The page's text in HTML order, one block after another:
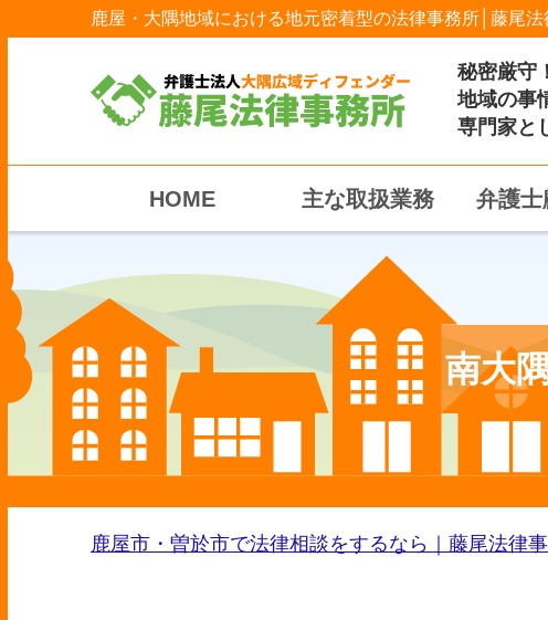
鹿屋・大隅地域における地元密着型の法律事務所│藤尾
秘密厳守
地域の事
専門家と
HOME 主な取扱業務 弁護士
南大
鹿屋市・曽於市で法律相談をするなら｜藤尾法律